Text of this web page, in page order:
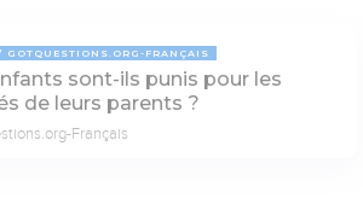
GOTQUESTIONS.ORG-FRANÇAIS
sont-ils punis pour les
de leurs parents ?
Français